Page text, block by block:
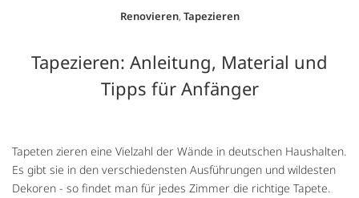
Renovieren, Tapezieren
Tapezieren: Anleitung, Material und
Tipps für Anfänger
Tapeten zieren eine Vielzahl der Wände in deutschen Haushalten.
Es gibt sie in den verschiedensten Ausführungen und wildesten
Dekoren - so findet man für jedes Zimmer die richtige Tapete.